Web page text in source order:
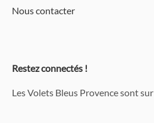
Nous contacter
Restez connectés !
Les Volets Bleus Provence sont sur